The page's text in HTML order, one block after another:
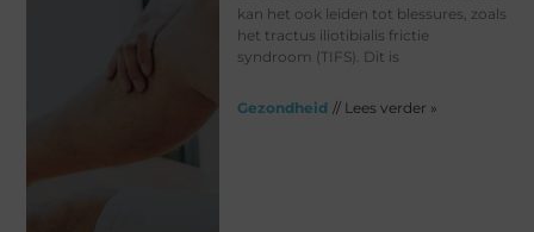
kan het ook leiden tot blessures, zoals
het tractus iliotibialis frictie
syndroom (TIFS). Dit is
Gezondheid // Lees verder »